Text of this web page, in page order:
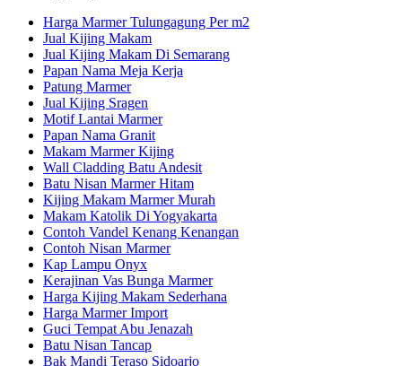
Harga Marmer Tulungagung Per m2
Jual Kijing Makam
Jual Kijing Makam Di Semarang
Papan Nama Meja Kerja
Patung Marmer
Jual Kijing Sragen
Motif Lantai Marmer
Papan Nama Granit
Makam Marmer Kijing
Wall Cladding Batu Andesit
Batu Nisan Marmer Hitam
Kijing Makam Marmer Murah
Makam Katolik Di Yogyakarta
Contoh Vandel Kenang Kenangan
Contoh Nisan Marmer
Kap Lampu Onyx
Kerajinan Vas Bunga Marmer
Harga Kijing Makam Sederhana
Harga Marmer Import
Guci Tempat Abu Jenazah
Batu Nisan Tancap
Bak Mandi Teraso Sidoarjo